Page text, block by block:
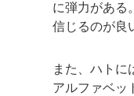
に弾力がある
信じるのが良
また、ハトに
アルファベッ